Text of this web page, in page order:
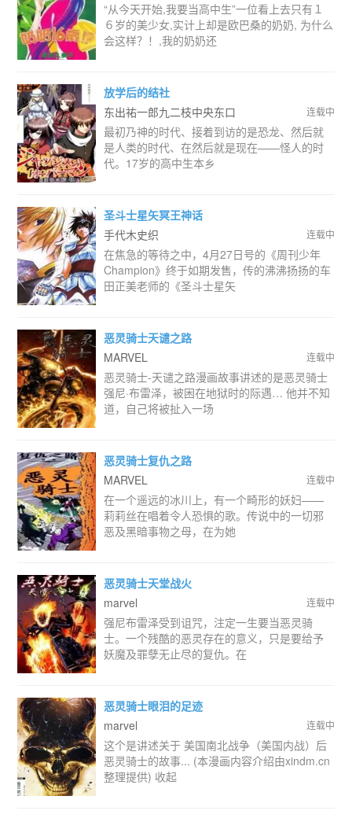
“从今天开始,我要当高中生”一位看上去只有１
６岁的美少女,实计上却是欧巴桑的奶奶, 为什么
会这样？！,我的奶奶还
放学后的结社
东出祐一郎九二枝中央东口
连载中
最初乃神的时代、接着到访的是恐龙、然后就
是人类的时代、在然后就是现在——怪人的时
代。17岁的高中生本乡
圣斗士星矢冥王神话
手代木史织
连载中
在焦急的等待之中，4月27日号的《周刊少年
Champion》终于如期发售，传的沸沸扬扬的车
田正美老师的《圣斗士星矢
恶灵骑士天谴之路
MARVEL
连载中
恶灵骑士-天谴之路漫画故事讲述的是恶灵骑士
强尼·布雷泽，被困在地狱时的际遇… 他并不知
道，自己将被扯入一场
恶灵骑士复仇之路
MARVEL
连载中
在一个遥远的冰川上，有一个畸形的妖妇——
莉莉丝在唱着令人恐惧的歌。传说中的一切邪
恶及黑暗事物之母，在为她
恶灵骑士天堂战火
marvel
连载中
强尼布雷泽受到诅咒，注定一生要当恶灵骑
士。一个残酷的恶灵存在的意义，只是要给予
妖魔及罪孽无止尽的复仇。在
恶灵骑士眼泪的足迹
marvel
连载中
这个是讲述关于 美国南北战争（美国内战）后
恶灵骑士的故事... (本漫画内容介绍由xindm.cn
整理提供) 收起